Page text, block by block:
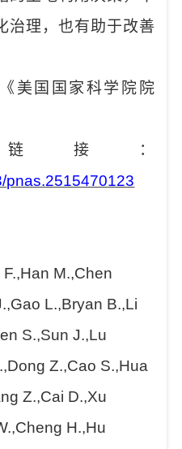
治理，也有助于改善
美国国家科学院院
接：
pnas.2515470123
M.,Chen
L.,Bryan B.,Li
S.,Sun J.,Lu
Z.,Cao S.,Hua
Z.,Cai D.,Xu
H.,Hu